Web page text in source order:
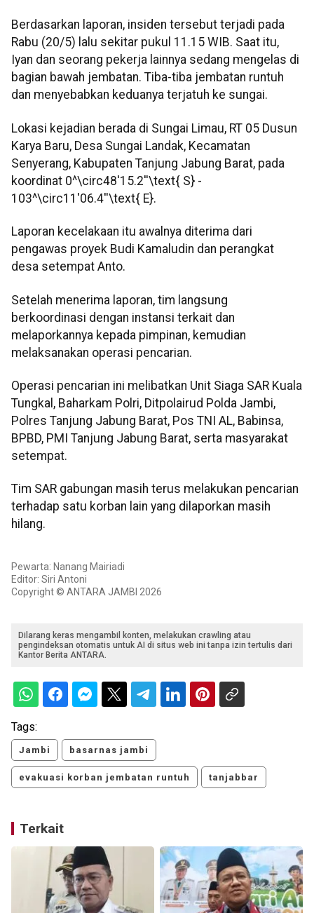
Berdasarkan laporan, insiden tersebut terjadi pada
Rabu (20/5) lalu sekitar pukul 11.15 WIB. Saat itu,
Iyan dan seorang pekerja lainnya sedang mengelas di
bagian bawah jembatan. Tiba-tiba jembatan runtuh
dan menyebabkan keduanya terjatuh ke sungai.
Lokasi kejadian berada di Sungai Limau, RT 05 Dusun
Karya Baru, Desa Sungai Landak, Kecamatan
Senyerang, Kabupaten Tanjung Jabung Barat, pada
koordinat 0^\circ48'15.2''\text{ S} -
103^\circ11'06.4''\text{ E}.
Laporan kecelakaan itu awalnya diterima dari
pengawas proyek Budi Kamaludin dan perangkat
desa setempat Anto.
Setelah menerima laporan, tim langsung
berkoordinasi dengan instansi terkait dan
melaporkannya kepada pimpinan, kemudian
melaksanakan operasi pencarian.
Operasi pencarian ini melibatkan Unit Siaga SAR Kuala
Tungkal, Baharkam Polri, Ditpolairud Polda Jambi,
Polres Tanjung Jabung Barat, Pos TNI AL, Babinsa,
BPBD, PMI Tanjung Jabung Barat, serta masyarakat
setempat.
Tim SAR gabungan masih terus melakukan pencarian
terhadap satu korban lain yang dilaporkan masih
hilang.
Pewarta: Nanang Mairiadi
Editor: Siri Antoni
Copyright © ANTARA JAMBI 2026
Dilarang keras mengambil konten, melakukan crawling atau
pengindeksan otomatis untuk AI di situs web ini tanpa izin tertulis dari
Kantor Berita ANTARA.
Tags:
Jambi basarnas jambi
evakuasi korban jembatan runtuh tanjabbar
Terkait